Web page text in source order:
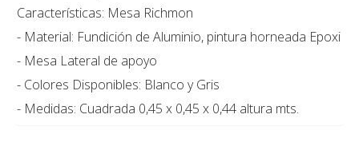
Características: Mesa Richmon
- Material: Fundición de Aluminio, pintura horneada Epoxi
- Mesa Lateral de apoyo
- Colores Disponibles: Blanco y Gris
- Medidas: Cuadrada 0,45 x 0,45 x 0,44 altura mts.